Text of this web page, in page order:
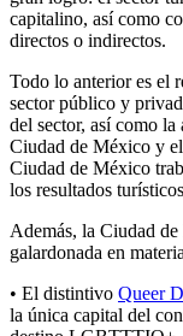
capitalino, así como
directos o indirectos.
Todo lo anterior es el
sector público y
del sector, así como
Ciudad de México y
Ciudad de México
los resultados
Además, la Ciudad
galardonada en
• El distintivo Queer
la única capital del